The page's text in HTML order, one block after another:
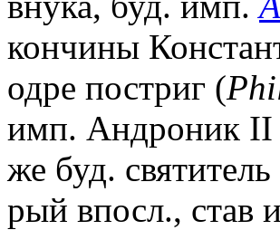
кончины
одре постриг (
имп. Андроник II
же буд.
рый впосл., став